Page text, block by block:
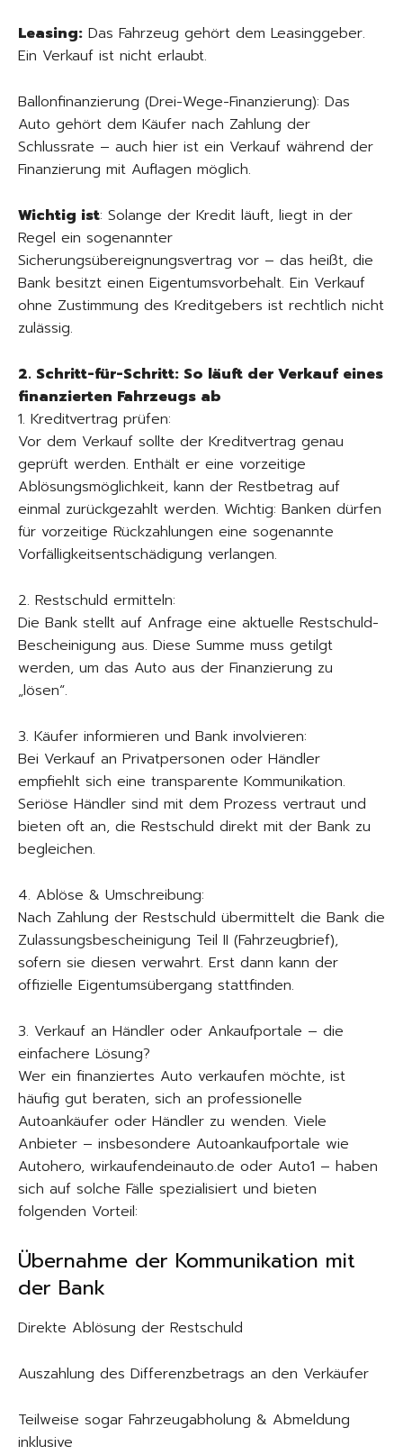
Leasing: Das Fahrzeug gehört dem Leasinggeber.
Ein Verkauf ist nicht erlaubt.
Ballonfinanzierung (Drei-Wege-Finanzierung): Das
Auto gehört dem Käufer nach Zahlung der
Schlussrate – auch hier ist ein Verkauf während der
Finanzierung mit Auflagen möglich.
Wichtig ist: Solange der Kredit läuft, liegt in der
Regel ein sogenannter
Sicherungsübereignungsvertrag vor – das heißt, die
Bank besitzt einen Eigentumsvorbehalt. Ein Verkauf
ohne Zustimmung des Kreditgebers ist rechtlich nicht
zulässig.
2. Schritt-für-Schritt: So läuft der Verkauf eines
finanzierten Fahrzeugs ab
1. Kreditvertrag prüfen:
Vor dem Verkauf sollte der Kreditvertrag genau
geprüft werden. Enthält er eine vorzeitige
Ablösungsmöglichkeit, kann der Restbetrag auf
einmal zurückgezahlt werden. Wichtig: Banken dürfen
für vorzeitige Rückzahlungen eine sogenannte
Vorfälligkeitsentschädigung verlangen.
2. Restschuld ermitteln:
Die Bank stellt auf Anfrage eine aktuelle Restschuld-
Bescheinigung aus. Diese Summe muss getilgt
werden, um das Auto aus der Finanzierung zu
„lösen“.
3. Käufer informieren und Bank involvieren:
Bei Verkauf an Privatpersonen oder Händler
empfiehlt sich eine transparente Kommunikation.
Seriöse Händler sind mit dem Prozess vertraut und
bieten oft an, die Restschuld direkt mit der Bank zu
begleichen.
4. Ablöse & Umschreibung:
Nach Zahlung der Restschuld übermittelt die Bank die
Zulassungsbescheinigung Teil II (Fahrzeugbrief),
sofern sie diesen verwahrt. Erst dann kann der
offizielle Eigentumsübergang stattfinden.
3. Verkauf an Händler oder Ankaufportale – die
einfachere Lösung?
Wer ein finanziertes Auto verkaufen möchte, ist
häufig gut beraten, sich an professionelle
Autoankäufer oder Händler zu wenden. Viele
Anbieter – insbesondere Autoankaufportale wie
Autohero, wirkaufendeinauto.de oder Auto1 – haben
sich auf solche Fälle spezialisiert und bieten
folgenden Vorteil:
Übernahme der Kommunikation mit
der Bank
Direkte Ablösung der Restschuld
Auszahlung des Differenzbetrags an den Verkäufer
Teilweise sogar Fahrzeugabholung & Abmeldung
inklusive